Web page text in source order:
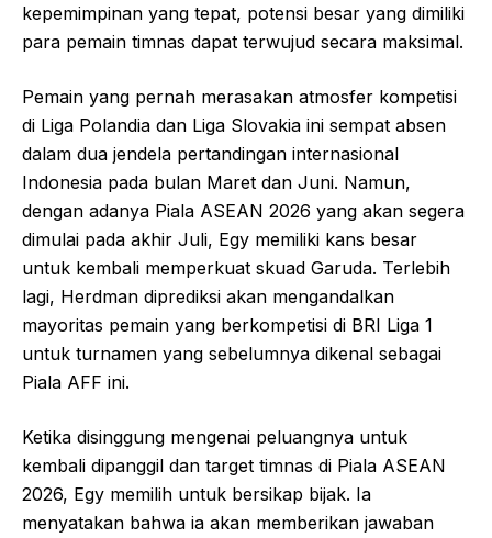
kepemimpinan yang tepat, potensi besar yang dimiliki
para pemain timnas dapat terwujud secara maksimal.
Pemain yang pernah merasakan atmosfer kompetisi
di Liga Polandia dan Liga Slovakia ini sempat absen
dalam dua jendela pertandingan internasional
Indonesia pada bulan Maret dan Juni. Namun,
dengan adanya Piala ASEAN 2026 yang akan segera
dimulai pada akhir Juli, Egy memiliki kans besar
untuk kembali memperkuat skuad Garuda. Terlebih
lagi, Herdman diprediksi akan mengandalkan
mayoritas pemain yang berkompetisi di BRI Liga 1
untuk turnamen yang sebelumnya dikenal sebagai
Piala AFF ini.
Ketika disinggung mengenai peluangnya untuk
kembali dipanggil dan target timnas di Piala ASEAN
2026, Egy memilih untuk bersikap bijak. Ia
menyatakan bahwa ia akan memberikan jawaban